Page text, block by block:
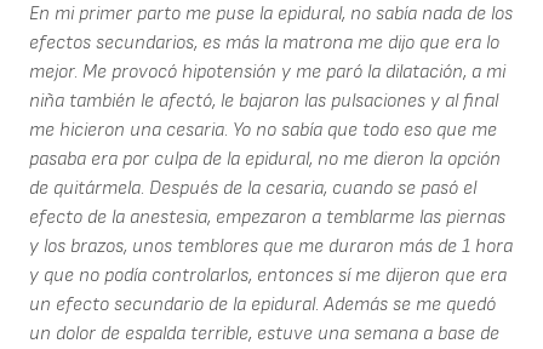
En mi primer parto me puse la epidural, no sabía nada de los
efectos secundarios, es más la matrona me dijo que era lo
mejor. Me provocó hipotensión y me paró la dilatación, a mi
niña también le afectó, le bajaron las pulsaciones y al final
me hicieron una cesaria. Yo no sabía que todo eso que me
pasaba era por culpa de la epidural, no me dieron la opción
de quitármela. Después de la cesaria, cuando se pasó el
efecto de la anestesia, empezaron a temblarme las piernas
y los brazos, unos temblores que me duraron más de 1 hora
y que no podía controlarlos, entonces sí me dijeron que era
un efecto secundario de la epidural. Además se me quedó
un dolor de espalda terrible, estuve una semana a base de